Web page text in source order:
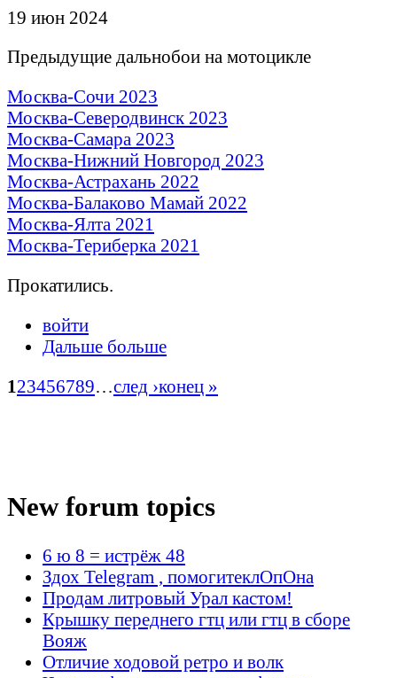
19 июн 2024
Предыдущие дальнобои на мотоцикле
Москва-Сочи 2023
Москва-Северодвинск 2023
Москва-Самара 2023
Москва-Нижний Новгород 2023
Москва-Астрахань 2022
Москва-Балаково Мамай 2022
Москва-Ялта 2021
Москва-Териберка 2021
Прокатились.
войти
Дальше больше
123456789…след ›конец »
New forum topics
6 ю 8 = истрёж 48
Здох Telegram , помогитеклОпОна
Продам литровый Урал кастом!
Крышку переднего гтц или гтц в сборе
Вояж
Отличие ходовой ретро и волк